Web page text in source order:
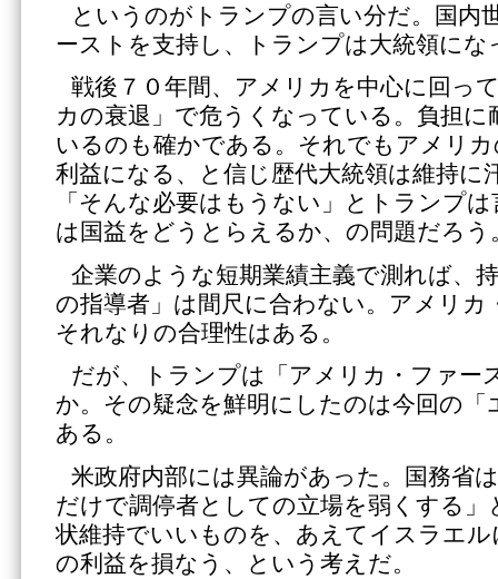
というのがトランプの言い分だ。国内
ーストを支持し、トランプは大統領にな
戦後７０年間、アメリカを中心に回っ
カの衰退」で危うくなっている。負担
いるのも確かである。それでもアメリ
利益になる、と信じ歴代大統領は維持に
「そんな必要はもうない」とトランプ
は国益をどうとらえるか、の問題だろう
企業のような短期業績主義で測れば、
の指導者」は間尺に合わない。アメリカ
それなりの合理性はある。
だが、トランプは「アメリカ・ファー
か。その疑念を鮮明にしたのは今回の「
ある。
米政府内部には異論があった。国務省
だけで調停者としての立場を弱くする」
状維持でいいものを、あえてイスラエ
の利益を損なう、という考えだ。